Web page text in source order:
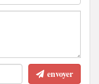
envoyer